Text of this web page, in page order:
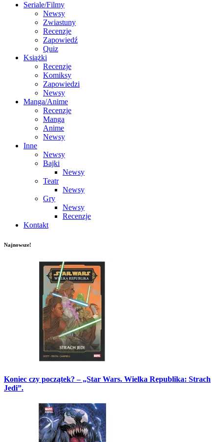
Seriale/Filmy
Newsy
Zwiastuny
Recenzje
Zapowiedź
Quiz
Książki
Recenzje
Komiksy
Zapowiedzi
Newsy
Manga/Anime
Recenzje
Manga
Anime
Newsy
Inne
Newsy
Bajki
Newsy
Teatr
Newsy
Gry
Newsy
Recenzje
Kontakt
Najnowsze!
Koniec czy początek? – „Star Wars. Wielka Republika: Strach
Jedi”.